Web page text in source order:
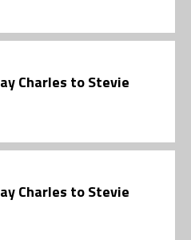
Charles to Stevie
Charles to Stevie